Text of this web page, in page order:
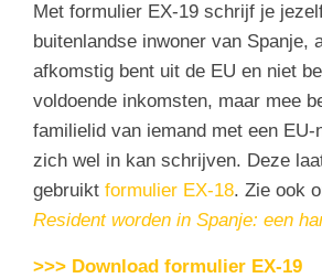
Met formulier EX-19 schrijf je
buitenlandse inwoner van Spanje,
afkomstig bent uit de EU en niet
voldoende inkomsten, maar mee
familielid van iemand met een EU-
zich wel in kan schrijven. Deze
gebruikt formulier EX-18. Zie ook
Resident worden in Spanje: een
>>> Download formulier EX-19